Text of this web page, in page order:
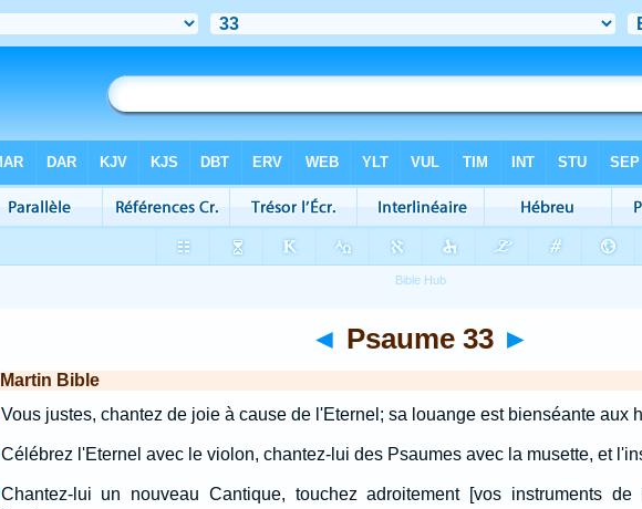
◄ Psaume 33 ►
Martin Bible
Vous justes, chantez de joie à cause de l'Eternel; sa louange est bienséante aux
Célébrez l'Eternel avec le violon, chantez-lui des Psaumes avec la musette, et
Chantez-lui un nouveau Cantique, touchez adroitement [vos instruments